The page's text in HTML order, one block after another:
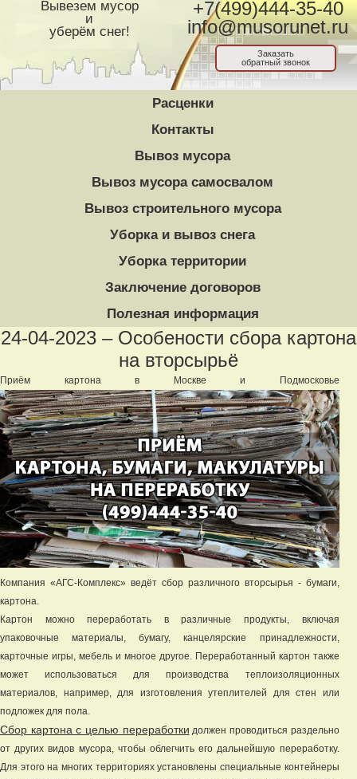
Вывезем мусор
и
уберём снег!
+7(499)444-35-40
info@musorunet.ru
Заказать
обратный звонок
Расценки
Контакты
Вывоз мусора
Вывоз мусора самосвалом
Вывоз строительного мусора
Уборка и вывоз снега
Уборка территории
Заключение договоров
Полезная информация
24-04-2023 – Особености сбора картона
на вторсырьё
Приём картона в Москве и Подмосковье
Компания «АГС-Комплекс» ведёт сбор различного вторсырья - бумаги,
картона.
Картон можно переработать в различные продукты, включая
упаковочные материалы, бумагу, канцелярские принадлежности,
карточные игры, мебель и многое другое. Переработанный картон также
может использоваться для производства теплоизоляционных
материалов, например, для изготовления утеплителей для стен или
подложек для пола.
Сбор картона с целью переработки должен проводиться раздельно
от других видов мусора, чтобы облегчить его дальнейшую переработку.
Для этого на многих территориях установлены специальные контейнеры